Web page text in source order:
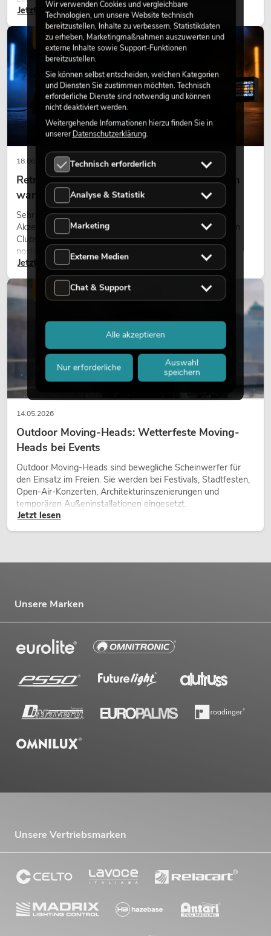
eine hochwertige Begrünung gehört heute längst zum
modernen Raumkonzept.
Jetzt lesen
18.06.2026
Retro-Licht im modernen Lichtdesign: Warum
warmes Licht wieder wirkt
Sehr warmes Licht, sichtbare Leuchtflächen und farbige
Akzente prägen viele aktuelle Lichtdesigns auf Bühnen, in
Clubs und bei Events. Retro-Licht ist dabei kein rein
nostalgischer Effekt, sondern ein bewusst eingesetztes
Gestaltungsmittel: Es schafft Atmosphäre, gibt Szenen
Charakter und kann technische LED-Setups emotionaler
wirken lassen.
Jetzt lesen
LICHT
14.05.2026
Outdoor Moving-Heads: Wetterfeste Moving-
Heads bei Events
Outdoor Moving-Heads sind bewegliche Scheinwerfer für
den Einsatz im Freien. Sie werden bei Festivals, Stadtfesten,
Open-Air-Konzerten, Architekturinszenierungen und
temporären Außeninstallationen eingesetzt.
Jetzt lesen
Unsere Marken
Unsere Vertriebsmarken
Wir verwenden Cookies und vergleichbare
Technologien, um unsere Website technisch
bereitzustellen, Inhalte zu verbessern, Statistikdaten
zu erheben, Marketingmaßnahmen auszuwerten und
externe Inhalte sowie Support-Funktionen
bereitzustellen.
Sie können selbst entscheiden, welchen Kategorien
und Diensten Sie zustimmen möchten. Technisch
erforderliche Dienste sind notwendig und können
nicht deaktiviert werden.
Weitergehende Informationen hierzu finden Sie in
unsererDatenschutzerklärung.
Technisch erforderlich
Analyse & Statistik
Marketing
Externe Medien
Chat & Support
Nur erforderliche
Auswahl
speichern
Alle akzeptieren